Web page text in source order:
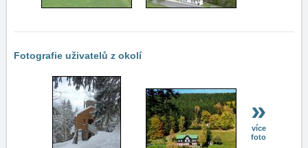
Fotografie uživatelů z okolí
»
více
foto